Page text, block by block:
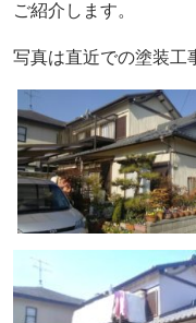
ご紹介します。
写真は直近での塗装工